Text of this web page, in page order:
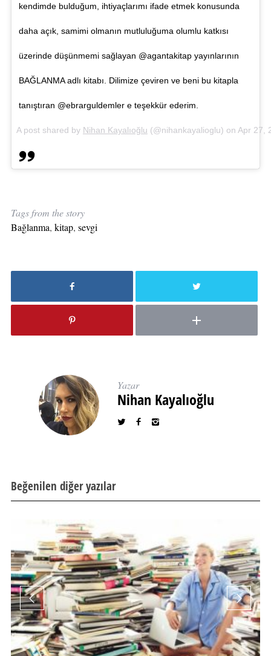
kendimde bulduğum, ihtiyaçlarımı ifade etmek konusunda
daha açık, samimi olmanın mutluluğuma olumlu katkısı
üzerinde düşünmemi sağlayan @agantakitap yayınlarının
BAĞLANMA adlı kitabı. Dilimize çeviren ve beni bu kitapla
tanıştıran @ebrarguldemler e teşekkür ederim.
A post shared by Nihan Kayalıoğlu (@nihankayalioglu) on Apr 27,
Tags from the story
Bağlanma, kitap, sevgi
Yazar
Nihan Kayalıoğlu
Beğenilen diğer yazılar